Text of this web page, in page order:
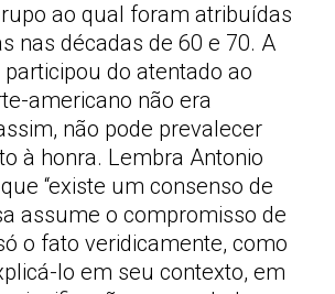
ao qual foram atribuídas
nas décadas de 60 e 70. A
do atentado ao
americano não era
não pode prevalecer
à honra. Lembra Antonio
“existe um consenso de
assume o compromisso de
o fato veridicamente, como
lo em seu contexto, em